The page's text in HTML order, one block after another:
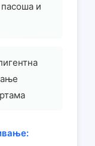
пасоша и